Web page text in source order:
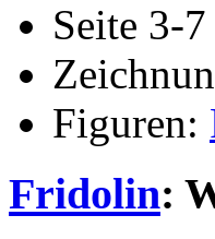
Seite 3-
Figuren:
Fridolin: